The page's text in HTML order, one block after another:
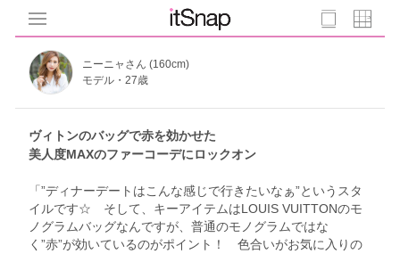
ニーニャさん (160cm)
モデル・27歳
ヴィトンのバッグで赤を効かせた
美人度MAXのファーコーデにロックオン
「”ディナーデートはこんな感じで行きたいなぁ”というスタ
イルです☆ そして、キーアイテムはLOUIS VUITTONのモ
ノグラムバッグなんですが、普通のモノグラムではな
く”赤”が効いているのがポイント！ 色合いがお気に入りの